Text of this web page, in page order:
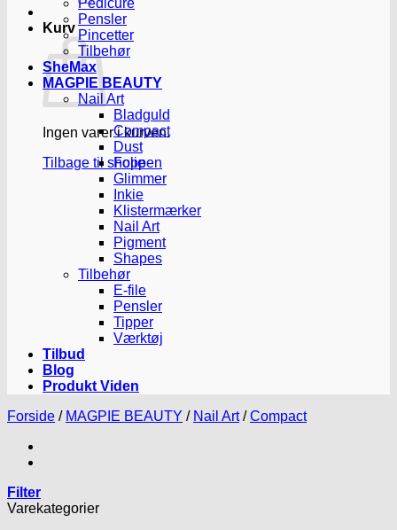
Kurv
Ingen varer i kurven.
Tilbage til shoppen
Pedicure
Pensler
Pincetter
Tilbehør
SheMax
MAGPIE BEAUTY
Nail Art
Bladguld
Compact
Dust
Folie
Glimmer
Inkie
Klistermærker
Nail Art
Pigment
Shapes
Tilbehør
E-file
Pensler
Tipper
Værktøj
Tilbud
Blog
Produkt Viden
Forside / MAGPIE BEAUTY / Nail Art / Compact
Filter
Varekategorier